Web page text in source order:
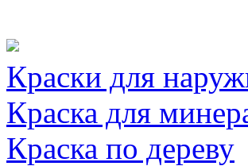
Краски для
Краска для
Краска по дереву